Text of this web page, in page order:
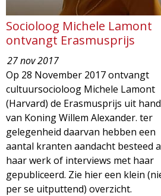
i
n
e
Socioloog Michele Lamont
ontvangt Erasmusprijs
27 nov 2017
Op 28 November 2017 ontvangt
cultuursocioloog Michele Lamont
(Harvard) de Erasmusprijs uit
van Koning Willem Alexander. ter
gelegenheid daarvan hebben een
aantal kranten aandacht besteed
haar werk of interviews met haar
gepubliceerd. Zie hier een klein
per se uitputtend) overzicht.